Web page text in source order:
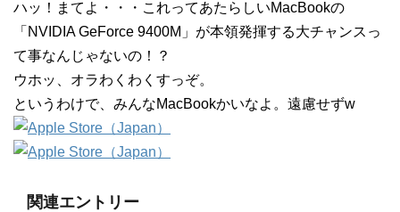
ハッ！まてよ・・・これってあたらしいMacBookの
「NVIDIA GeForce 9400M」が本領発揮する大チャンスっ
て事なんじゃないの！？
ウホッ、オラわくわくすっぞ。
というわけで、みんなMacBookかいなよ。遠慮せずw
関連エントリー